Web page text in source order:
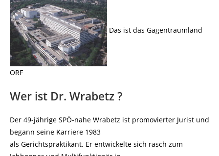
Das ist das Gagentraumland
ORF
Wer ist Dr. Wrabetz ?
Der 49-jährige SPÖ-nahe Wrabetz ist promovierter Jurist und
begann seine Karriere 1983
als Gerichtspraktikant. Er entwickelte sich rasch zum